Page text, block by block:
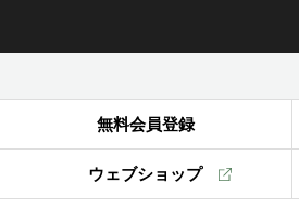
無料会員登録
ウェブショップ